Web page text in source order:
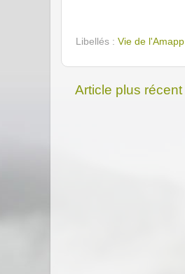
Libellés : Vie de l'Amapp
Article plus récent